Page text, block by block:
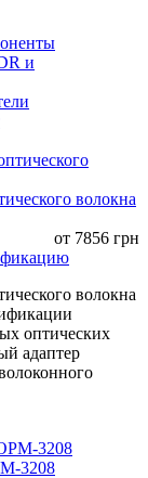
и
волокна
от 7856 грн
волокна
оптических
адаптер
3208